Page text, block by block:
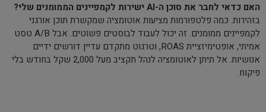
האם כדאי לחבר את סוכן ה-AI ישירות לקמפיינים הממומנים שלי?
בזהירות. כמה פלטפורמות מציעות אוטומציה שמקשרת תוכן אורגני
לקמפיינים ממומנים. זה יכול לעבוד לבוסטים פשוטים. אבל A/B טסט
אמיתי, אופטימיזציית ROAS, וטרגוט מתקדם עדיין דורשים ידיים
אנושיות. אל תיתן לאוטומציה לנהל תקציב מעל 2,000 שקל בחודש בלי
פיקוח.